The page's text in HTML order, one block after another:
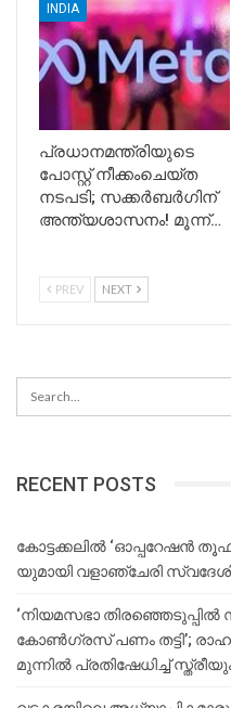
INDIA
പ്രധാനമന്ത്രിയുടെ
പോസ്റ്റ് നീക്കംചെയ്ത
നടപടി; സക്കർബർഗിന്
അന്ത്യശാസനം! മൂന്ന്…
PREV NEXT
RECENT POSTS
കോട്ടക്കലിൽ ‘ഓപ്പറേഷൻ
യുമായി വളാഞ്ചേരി സ്വദേശി
‘നിയമസഭാ തിരഞ്ഞെടുപ്പിൽ
കോൺഗ്രസ് പണം തട്ടി’;
മുന്നിൽ പ്രതിഷേധിച്ച്